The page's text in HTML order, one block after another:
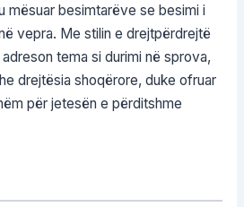
mësuar besimtarëve se besimi i
vepra. Me stilin e drejtpërdrejtë
tema si durimi në sprova,
drejtësia shoqërore, duke ofruar
për jetesën e përditshme